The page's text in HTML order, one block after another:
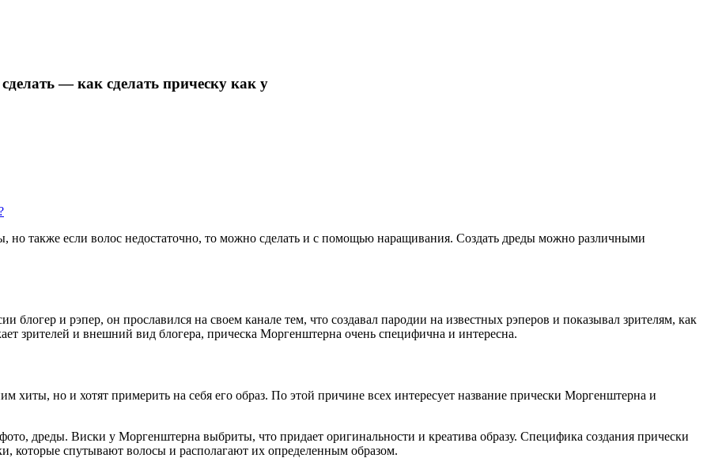
— как сделать прическу как у
также если волос недостаточно, то можно сделать и с помощью наращивания. Создать дреды можно различными
блогер и рэпер, он прославился на своем канале тем, что создавал пародии на известных рэперов и показывал зрителям, как
зрителей и внешний вид блогера, прическа Моргенштерна очень специфична и интересна.
хиты, но и хотят примерить на себя его образ. По этой причине всех интересует название прически Моргенштерна и
дреды. Виски у Моргенштерна выбриты, что придает оригинальности и креатива образу. Специфика создания прически
которые спутывают волосы и располагают их определенным образом.